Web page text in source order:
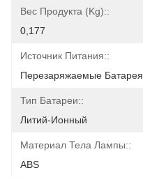
Вес Продукта (kg)::
0,177
Источник Питания::
Перезаряжаемые Батарея
Тип Батареи::
Литий-Ионный
Материал Тела Лампы::
ABS